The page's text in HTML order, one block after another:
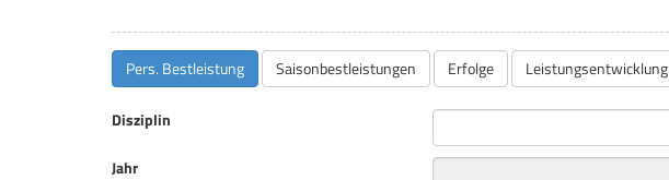
Pers. Bestleistung Saisonbestleistungen Erfolge Leistungsentwicklung
Disziplin
Jahr